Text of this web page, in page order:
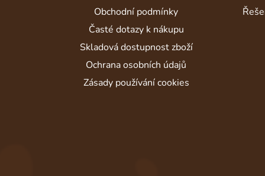
Obchodní podmínky
Časté dotazy k nákupu
Skladová dostupnost zboží
Ochrana osobních údajů
Zásady používání cookies